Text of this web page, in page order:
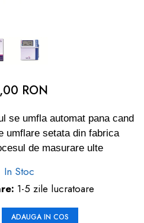
RON
se umfla automat pana cand
umflare setata din fabrica
de masurare ulte
In Stoc
1-5 zile lucratoare
ADAUGA IN COS